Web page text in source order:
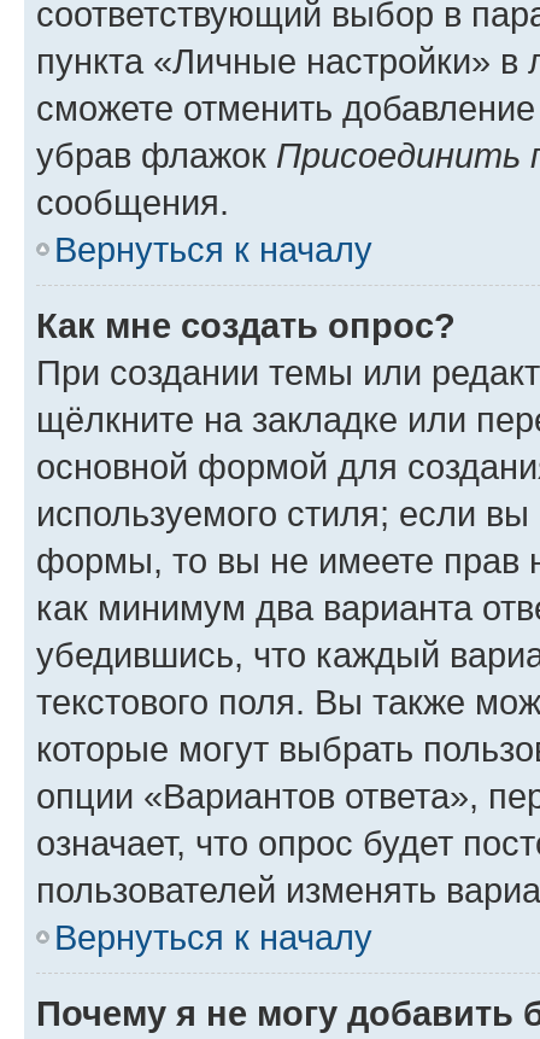
соответствующий выбор в
пункта «Личные настройки»
сможете отменить
убрав флажок Присоединить
сообщения.
Вернуться к началу
Как мне создать опрос?
При создании темы или
щёлкните на закладке или
основной формой для
используемого стиля; если
формы, то вы не имеете прав
как минимум два варианта
убедившись, что каждый
текстового поля. Вы также
которые могут выбрать
опции «Вариантов ответа»,
означает, что опрос будет
пользователей изменять
Вернуться к началу
Почему я не могу добавить